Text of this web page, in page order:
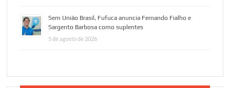
Sem União Brasil, Fufuca anuncia Fernando Fialho e
Sargento Barbosa como suplentes
5 de agosto de 2026